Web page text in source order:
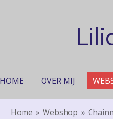
HOME OVER MIJ
Home » Webshop »